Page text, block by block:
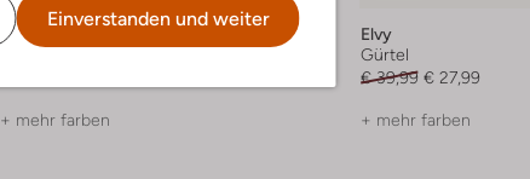
Einverstanden und weiter
Notre-V
Gürtel
+ mehr farben
Elvy
Gürtel
€ 39,99 € 27,99
+ mehr farben